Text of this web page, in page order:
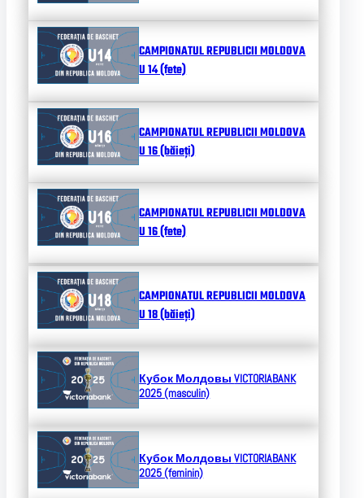
CAMPIONATUL REPUBLICII MOLDOVA
U 14 (fete)
CAMPIONATUL REPUBLICII MOLDOVA
U 16 (băieți)
CAMPIONATUL REPUBLICII MOLDOVA
U 16 (fete)
CAMPIONATUL REPUBLICII MOLDOVA
U 18 (băieți)
Кубок МолдовыVICTORIABANK
2025 (masculin)
Кубок МолдовыVICTORIABANK
2025 (feminin)